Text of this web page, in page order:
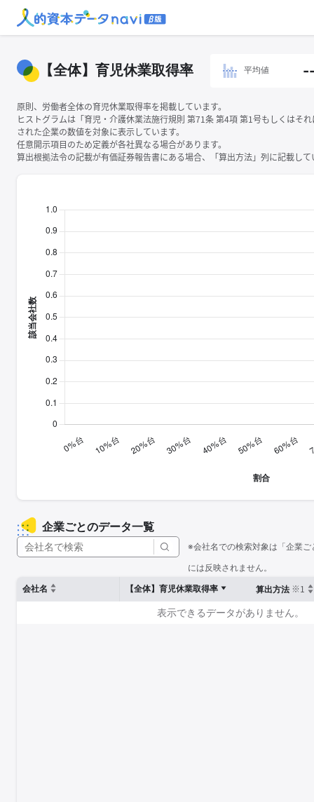
【全体】育児休業取得率 平均値
原則、労働者全体の育児休業取得率を掲載しています。
ヒストグラムは「育児・介護休業法施行規則 第71条 第4項 第1号もしくはそ
された企業の数値を対象に表示しています。
任意開示項目のため定義が各社異なる場合があります。
算出根拠法令の記載が有価証券報告書にある場合、「算出方法」列に記載し
企業ごとのデータ一覧
※会社名での検索対象は「企業
には反映されません。
会社名
【全体】育児休業取得率 算出方法 ※1
表示できるデータがありません。